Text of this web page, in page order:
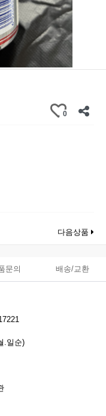
0
다음상품
문의 배송/교환
.일순)